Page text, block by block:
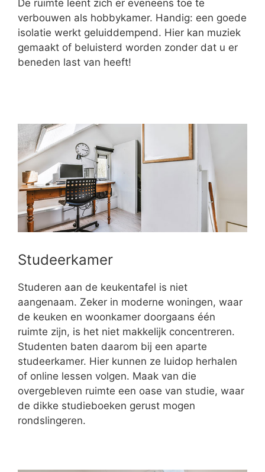
De ruimte leent zich er eveneens toe te
verbouwen als hobbykamer. Handig: een goede
isolatie werkt geluiddempend. Hier kan muziek
gemaakt of beluisterd worden zonder dat u er
beneden last van heeft!
Studeerkamer
Studeren aan de keukentafel is niet
aangenaam. Zeker in moderne woningen, waar
de keuken en woonkamer doorgaans één
ruimte zijn, is het niet makkelijk concentreren.
Studenten baten daarom bij een aparte
studeerkamer. Hier kunnen ze luidop herhalen
of online lessen volgen. Maak van die
overgebleven ruimte een oase van studie, waar
de dikke studieboeken gerust mogen
rondslingeren.